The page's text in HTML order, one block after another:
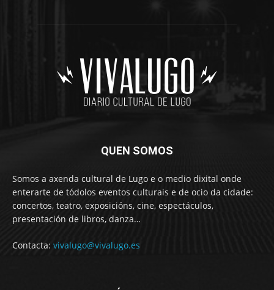
QUEN SOMOS
Somos a axenda cultural de Lugo e o medio dixital onde
enterarte de tódolos eventos culturais e de ocio da cidade:
concertos, teatro, exposicións, cine, espectáculos,
presentación de libros, danza…
Contacta: vivalugo@vivalugo.es